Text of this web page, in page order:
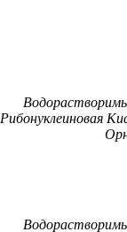
Рибонуклеиновая